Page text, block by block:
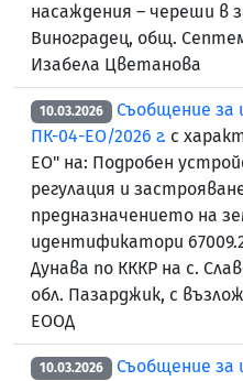
насаждения – череши в
Виноградец, общ.
Изабела Цветанова
10.03.2026
Съобщение за
ПК-04-ЕО/2026 г. с
ЕО" на: Подробен
регулация и
предназначението на
идентификатори
Дунава по КККР на с.
обл. Пазарджик, с
ЕООД
10.03.2026
Съобщение за